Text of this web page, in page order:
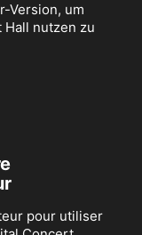
Version, um
nutzen zu
pour utiliser